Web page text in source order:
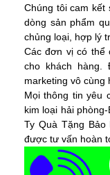
Chúng tôi cam kết
dòng sản phẩm
chủng loại, hợp lý
Các đơn vị có thể
cho khách hàng.
marketing vô cùng
Mọi thông tin yêu
kim loại hải phòng-
Ty Quà Tặng Bảo
được tư vấn hoàn